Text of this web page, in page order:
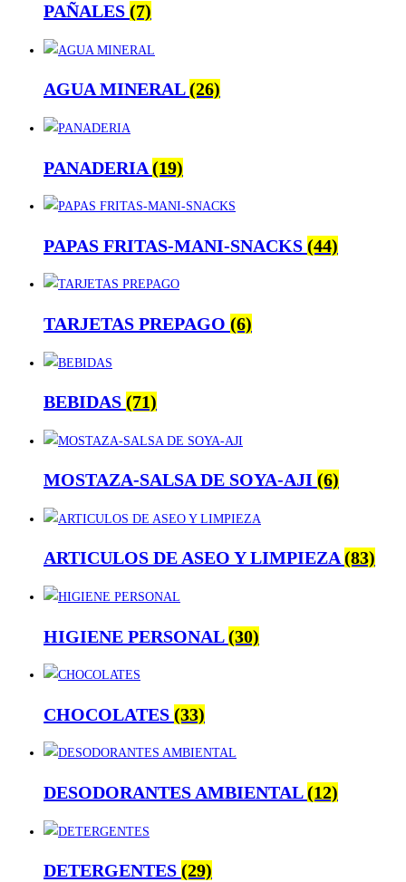
PAÑALES (7)
AGUA MINERAL(26)
PANADERIA(19)
PAPAS FRITAS-MANI-SNACKS (44)
TARJETAS PREPAGO (6)
BEBIDAS (71)
MOSTAZA-SALSA DE SOYA-AJI (6)
ARTICULOS DE ASEO Y LIMPIEZA(83)
HIGIENE PERSONAL(30)
CHOCOLATES (33)
DESODORANTES AMBIENTAL(12)
DETERGENTES (29)